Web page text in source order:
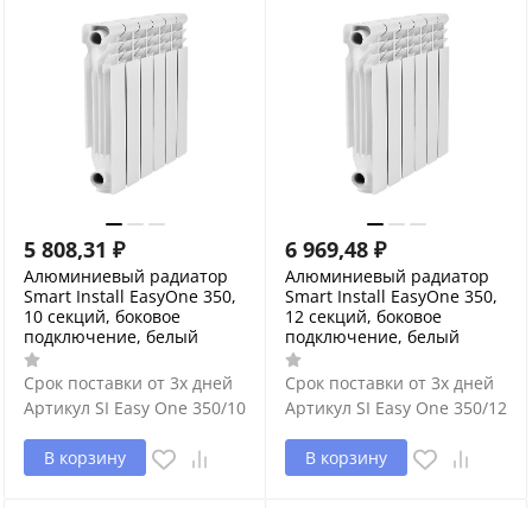
5 808,31 ₽
Алюминиевый радиатор
Smart Install EasyOne 350,
10 секций, боковое
подключение, белый
Срок поставки от 3х дней
Артикул SI Easy One 350/10
В корзину
6 969,48 ₽
Алюминиевый радиатор
Smart Install EasyOne 350,
12 секций, боковое
подключение, белый
Срок поставки от 3х дней
Артикул SI Easy One 350/12
В корзину